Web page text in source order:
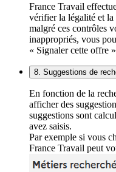
France Travail
vérifier la légalité et
malgré ces contrôles
inappropriés, vous
« Signaler cette offre
8. Suggestions de
En fonction de la
afficher des
suggestions sont
avez saisis.
Par exemple si vous
France Travail peut